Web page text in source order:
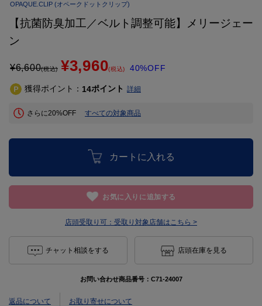
OPAQUE.CLIP (オペークドットクリップ)
【抗菌防臭加工／ベルト調整可能】メリージェー
ン
¥6,600(税込) ¥3,960(税込) 40%OFF
獲得ポイント： 14ポイント 詳細
さらに20%OFF すべての対象商品
カートに入れる
お気に入りに追加する
店頭受取り可： 受取り対象店舗はこちら >
チャット相談をする 店頭在庫を見る
お問い合わせ商品番号： C71-24007
返品について お取り寄せについて